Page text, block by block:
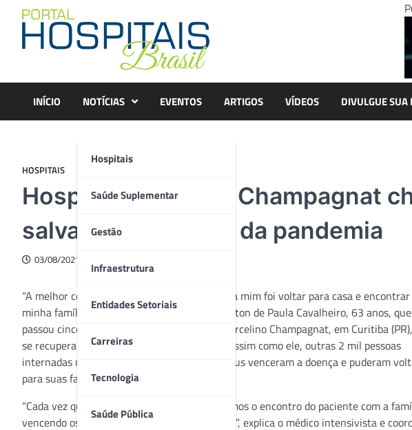
content
INÍCIO NOTÍCIAS
Hospitais
Saúde Suplementar
Gestão
Infraestrutura
Entidades Setoriais
Carreiras
Tecnologia
Saúde Pública
EVENTOS ARTIGOS VÍDEOS DIVULGUE SUA
HOSPITAIS
Hospital Marcelino Champagnat
salvas desde início da pandemia
03/08/2021
“A melhor coisa que aconteceu neste ano para mim foi voltar para casa e encontrar
minha família”. Esse é o depoimento de Wenillton de Paula Cavalheiro, 63 anos, que
passou cinco meses internado no Hospital Marcelino Champagnat, em Curitiba
se recuperar das complicações da Covid-19. Assim como ele, outras 2 mil pessoas
internadas na instituição devido ao Coronavírus venceram a doença e puderam
para suas famílias desde o início da pandemia.
“Cada vez que acompanhamos uma alta e vemos o encontro do paciente com a
vencendo os desafios impostos pela pandemia”, explica o médico intensivista e